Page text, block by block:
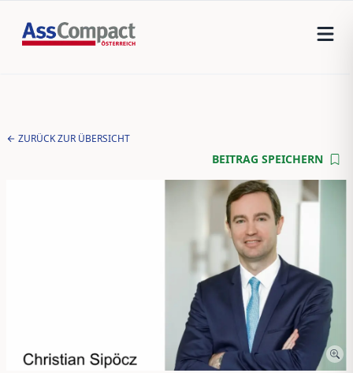
ZURÜCK ZUR ÜBERSICHT
BEITRAG SPEICHERN